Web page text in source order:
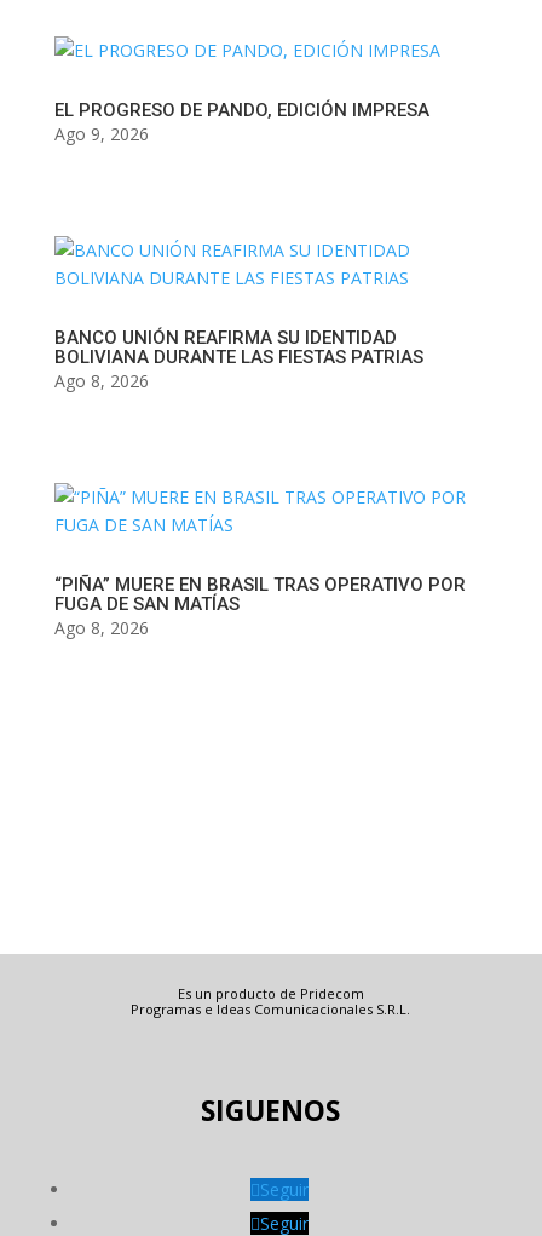
EL PROGRESO DE PANDO, EDICIÓN IMPRESA
Ago 9, 2026
BANCO UNIÓN REAFIRMA SU IDENTIDAD
BOLIVIANA DURANTE LAS FIESTAS PATRIAS
Ago 8, 2026
“PIÑA” MUERE EN BRASIL TRAS OPERATIVO POR
FUGA DE SAN MATÍAS
Ago 8, 2026
Es un producto de Pridecom
Programas e Ideas Comunicacionales S.R.L.
SIGUENOS
Seguir
Seguir